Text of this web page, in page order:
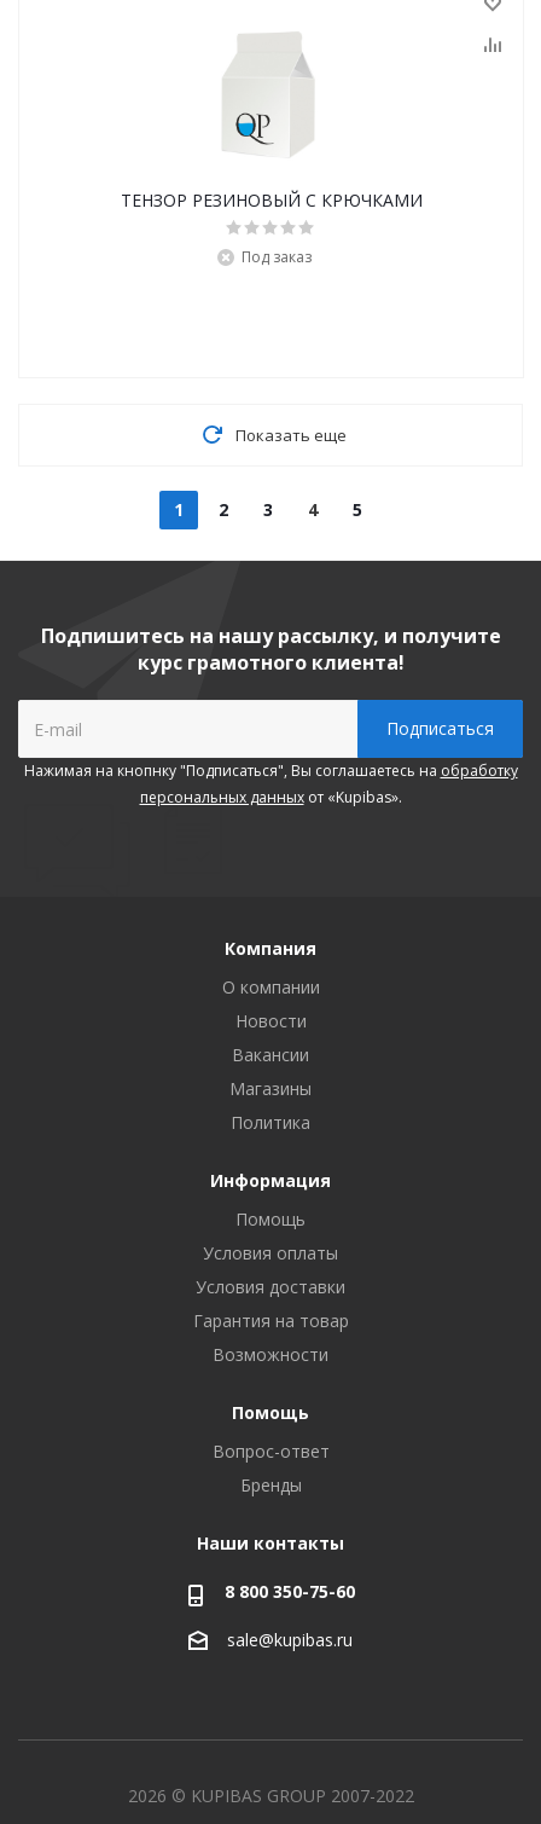
ТЕНЗОР РЕЗИНОВЫЙ С КРЮЧКАМИ
Под заказ
Показать еще
1 2 3 4 5
Подпишитесь на нашу рассылку, и получите
курс грамотного клиента!
Нажимая на кнопнку "Подписаться", Вы соглашаетесь на обработку
персональных данныхот «Kupibas».
Компания
О компании
Новости
Вакансии
Магазины
Политика
Информация
Помощь
Условия оплаты
Условия доставки
Гарантия на товар
Возможности
Помощь
Вопрос-ответ
Бренды
Наши контакты
8 800 350-75-60
sale@kupibas.ru
2026 © KUPIBAS GROUP 2007-2022